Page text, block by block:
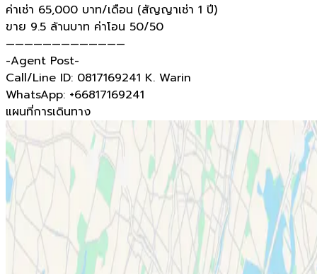
ค่าเช่า 65,000 บาท/เดือน (สัญญาเช่า 1 ปี)
ขาย 9.5 ล้านบาท ค่าโอน 50/50
—————————————
-Agent Post-
Call/Line ID: 0817169241 K. Warin
WhatsApp: +66817169241
แผนที่การเดินทาง